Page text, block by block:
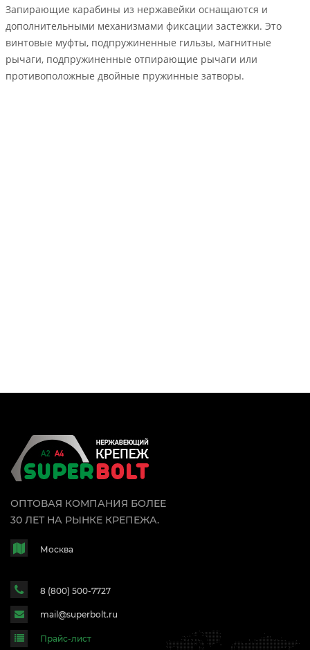
Запирающие карабины из нержавейки оснащаются и
дополнительными механизмами фиксации застежки. Это
винтовые муфты, подпружиненные гильзы, магнитные
рычаги, подпружиненные отпирающие рычаги или
противоположные двойные пружинные затворы.
ОПТОВАЯ КОМПАНИЯ БОЛЕЕ
30 ЛЕТ НА РЫНКЕ КРЕПЕЖА.
Москва
8 (800) 500-7727
mail@superbolt.ru
Прайс-лист